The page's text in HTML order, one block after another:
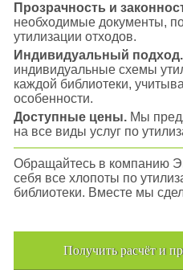
Прозрачность и
необходимые документы,
утилизации отходов.
Индивидуальный подход.
индивидуальные схемы
каждой библиотеки,
особенности.
Доступные цены.Мы
на все виды услуг по
Обращайтесь в компанию
себя все хлопоты по
библиотеки. Вместе мы
Получить расчёт и